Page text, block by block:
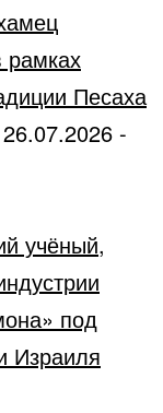
Песаха
26.07.2026 -
учёный,
под
Израиля